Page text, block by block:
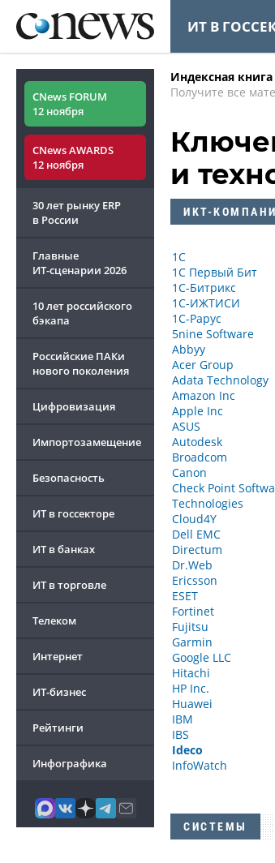
ИТ В
CNews FORUM
12 ноября
CNews AWARDS
12 ноября
30 лет рынку ERP
в России
Главные
ИТ-сценарии 2026
10 лет российского
бэкапа
Российские ПАКи
нового поколения
Цифровизация
Импортозамещение
Безопасность
ИТ в госсекторе
ИТ в банках
ИТ в торговле
Телеком
Интернет
ИТ-бизнес
Рейтинги
Инфографика
Индексная книга
Получите все
и
ИКТ-
1С
1С Первый Бит
1С-Битрикс
1С-ИЖТИСИ
1С-Рарус
5nine Software
Abbyy
Acer Group
Adata Technology
Amazon Inc
Apple Inc
ASUS
Autodesk
Broadcom
Canon
Check Point
Technologies
Cloud4Y
Dell EMC
Directum
Dr.Web
Ericsson
ESET
Fortinet
Fujitsu
Garmin
Google LLC
Hitachi
HP Inc.
Huawei
IBM
IBS
Ideco
InfoWatch
СИСТЕМЫ
ОБЗОР
2026